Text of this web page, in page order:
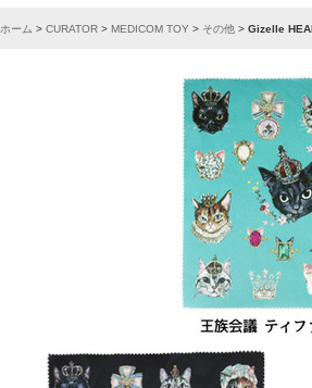
ホーム > CURATOR > MEDICOM TOY > その他 > Gizelle